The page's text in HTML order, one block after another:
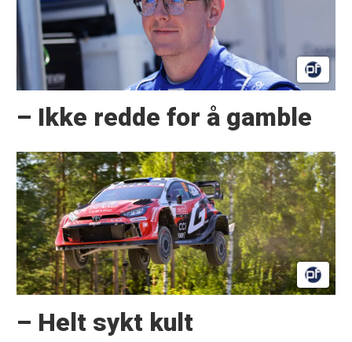
– Ikke redde for å gamble
– Helt sykt kult